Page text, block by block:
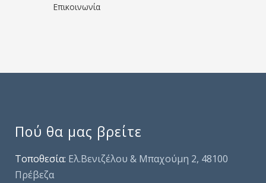
Επικοινωνία
Πού θα μας βρείτε
Τοποθεσία: Ελ.Βενιζέλου & Μπαχούμη 2, 48100
Πρέβεζα